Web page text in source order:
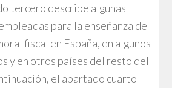
tercero describe algunas
para la enseñanza de
fiscal en España, en algunos
y en otros países del resto del
el apartado cuarto